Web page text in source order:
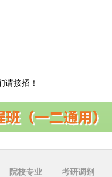
请接招！
院校专业
考研调剂